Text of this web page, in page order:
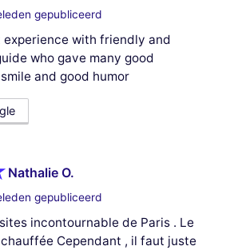
gepubliceerd
experience with friendly and
who gave many good
and good humor
Nathalie O.
gepubliceerd
incontournable de Paris . Le
Cependant , il faut juste